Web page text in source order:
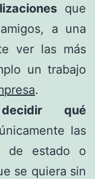
que
a una
ver las más
un trabajo
.
qué
las
de estado o
se quiera sin